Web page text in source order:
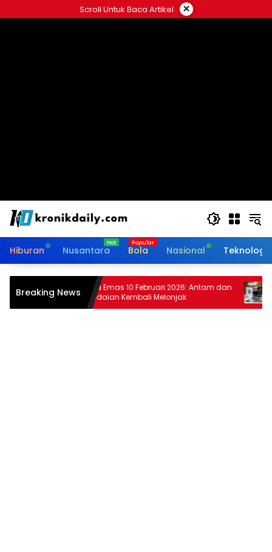
ke
Scroll Untuk Baca Artikel ×
Hiburan Nusantara Bola Nasional Teknologi
Breaking NewsHarga Emas 10 Februari 2026: Antam dan
Pegadaian Kembali Melonjak
dan